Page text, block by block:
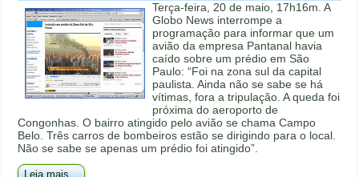
Terça-feira, 20 de maio, 17h16m. A
Globo News interrompe a
programação para informar que um
avião da empresa Pantanal havia
caído sobre um prédio em São
Paulo: “Foi na zona sul da capital
paulista. Ainda não se sabe se há
vítimas, fora a tripulação. A queda foi
próxima do aeroporto de
Congonhas. O bairro atingido pelo avião se chama Campo
Belo. Três carros de bombeiros estão se dirigindo para o local.
Não se sabe se apenas um prédio foi atingido”.
Leia mais...